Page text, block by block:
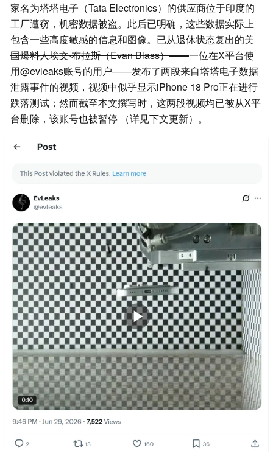
家名为塔塔电子（Tata Electronics）的供应商位于印度的
工厂遭窃，机密数据被盗。此后已明确，这些数据实际上
包含一些高度敏感的信息和图像。 已从退休状态复出的美
国爆料人埃文·布拉斯（Evan Blass）——一位在X平台使
用@evleaks账号的用户——发布了两段来自塔塔电子数据
泄露事件的视频，视频中似乎显示iPhone 18 Pro正在进行
跌落测试；然而截至本文撰写时，这两段视频均已被从X平
台删除，该账号也被暂停 （详见下文更新）。